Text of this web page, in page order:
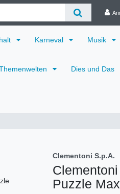
Karneval Musik
Dies und Das
Clementoni S.p.A.
Puzzle